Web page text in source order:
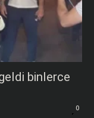
binlerce
0